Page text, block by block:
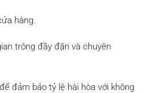
hàng.
trông đầy đặn và chuyên
đảm bảo tỷ lệ hài hòa với không